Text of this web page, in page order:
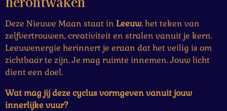
Deze Nieuwe Maan staat in Leeuw, het teken van
zelfvertrouwen, creativiteit en stralen vanuit je kern.
Leeuwenergie herinnert je eraan dat het veilig is om
zichtbaar te zijn. Je mag ruimte innemen. Jouw licht
dient een doel.
Wat mag jij deze cyclus vormgeven vanuit jouw
innerlijke vuur?